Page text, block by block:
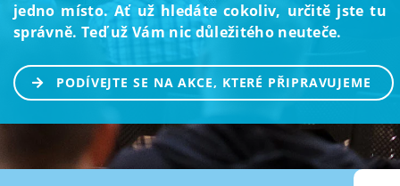
jedno místo. Ať už hledáte cokoliv, určitě jste tu
správně. Teď už Vám nic důležitého neuteče.
PODÍVEJTE SE NA AKCE, KTERÉ PŘIPRAVUJEME